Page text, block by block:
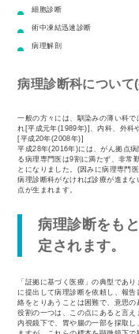
細胞診断
術中凍結迅速診断
病理解剖
病理診断科について
一般の方々には、馴染みの薄い科
れ[平成元年(1989年)]、内科、外科
[平成20年(2008年)]
平成28年(2016年)には、がん拠点
る病理専門医は9割に満たず、非常
とになりました。(因みに病理専門
病理診断科がなければ診療が進ま
点が生まれます。
病理診断をも
定されます。
「証拠に基づく医療」の典型であ
に提出して病理診断を依頼し、報
絡をとりあうことは困難で、意思
役割の一つは、この点にあると言え
内視鏡下で、胃や腸の一部を採取